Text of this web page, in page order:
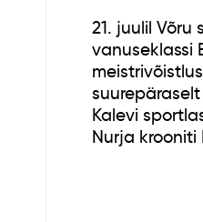
21. juulil
vanuseklassi
Kalevi
Nurja